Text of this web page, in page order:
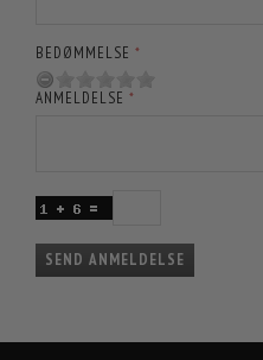
BEDØMMELSE
ANMELDELSE
SEND ANMELDELSE